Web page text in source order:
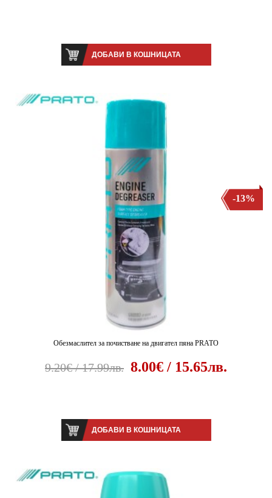
ДОБАВИ В КОШНИЦАТА
Обезмаслител за почистване на двигател пяна PRATO
9.20€ / 17.99лв. 8.00€ / 15.65лв.
-13%
ДОБАВИ В КОШНИЦАТА